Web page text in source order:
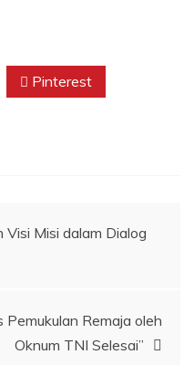
Pinterest
Misi dalam Dialog
Remaja oleh
Oknum TNI Selesai”